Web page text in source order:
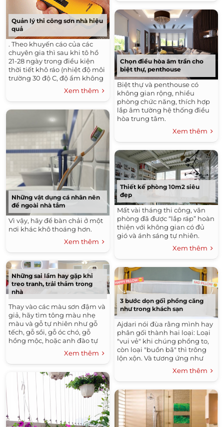
Quản lý thi công sơn nhà hiệu
quả
. Theo khuyến cáo của các
chuyên gia thì sau khi tô hồ
21-28 ngày trong điều kiện
thời tiết khô ráo (nhiệt độ môi
trường 30 độ C, độ ẩm không
khí 80%) hoặc độ ẩm tường
dưới 16% theo máy đo độ ẩm
Protimeter là khoảng thời
gian thi công sơn tốt nhất.
Xem thêm
Những vật dụng cá nhân nên
để ngoài nhà tắm
Vì vậy, hãy để bàn chải ở một
nơi khác khô thoáng hơn.
Xem thêm
Những sai lầm hay gặp khi
treo tranh, trải thảm trong
nhà
Thay vào các màu sơn đậm và
giả, hãy tìm tông màu nhẹ
màu và gỗ tự nhiên như gỗ
tếch, gỗ sồi, gỗ óc chó, gỗ
hồng mộc, hoặc anh đào tự
Xem thêm
Chọn điều hòa âm trần cho
biệt thự, penthouse
Biệt thự và penthouse có
không gian rộng, nhiều
phòng chức năng, thích hợp
lắp âm tường hệ thống điều
hòa trung tâm.
Xem thêm
Thiết kế phòng 10m2 siêu
đẹp
Mất vài tháng thi công, văn
phòng đã được “lắp ráp” hoàn
thiện với không gian có đủ
gió và ánh sáng tự nhiên.
Xem thêm
3 bước dọn gối phồng căng
như trong khách sạn
Ajdari nói đùa rằng mình hay
phân gối thành hai loại: Loại
"vui vẻ" khi chúng phồng to,
còn loại "buồn bã" thì trông
lộn xộn. Và tương ứng như
tên của mình, những chiếc
gối sẽ ảnh hưởng lên tâm
trạng của khách hàng.
Xem thêm